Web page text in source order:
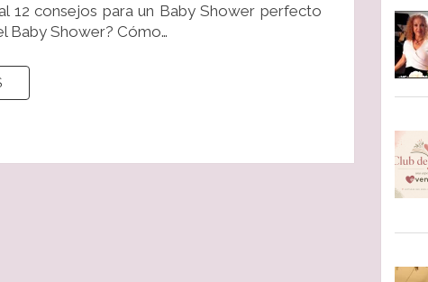
12 consejos para un Baby Shower perfecto
Baby Shower? Cómo…
LEER MÁS